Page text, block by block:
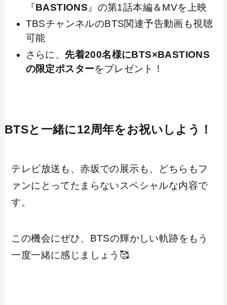
『BASTIONS 』の第1話本編＆MVを上映
TBSチャンネルのBTS関連予告動画も視聴
可能
さらに、 先着200名様にBTS×BASTIONS
の限定ポスターをプレゼント！
BTSと一緒に12周年をお祝いしよう！
テレビ放送も、赤坂での展示も、どちらもフ
ァンにとってたまらないスペシャルな内容で
す。
この機会にぜひ、BTSの輝かしい軌跡をもう
一度一緒に感じましょう🥰